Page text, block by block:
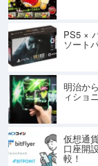
PS5 ×
ソート
明治か
ィショ
仮想通
口座開
較！